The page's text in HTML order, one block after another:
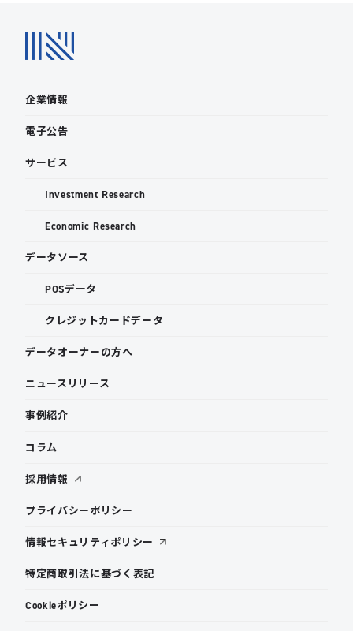
企業情報
電子公告
サービス
Investment Research
Economic Research
データソース
POSデータ
クレジットカードデータ
データオーナーの方へ
ニュースリリース
事例紹介
コラム
採用情報
プライバシーポリシー
情報セキュリティポリシー
特定商取引法に基づく表記
Cookieポリシー